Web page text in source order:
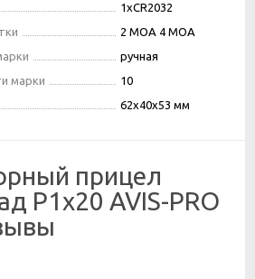
1хCR2032
2 MOA 4 MOA
ручная
марки
10
62х40х53 мм
прицел
P1х20 AVIS-PRO